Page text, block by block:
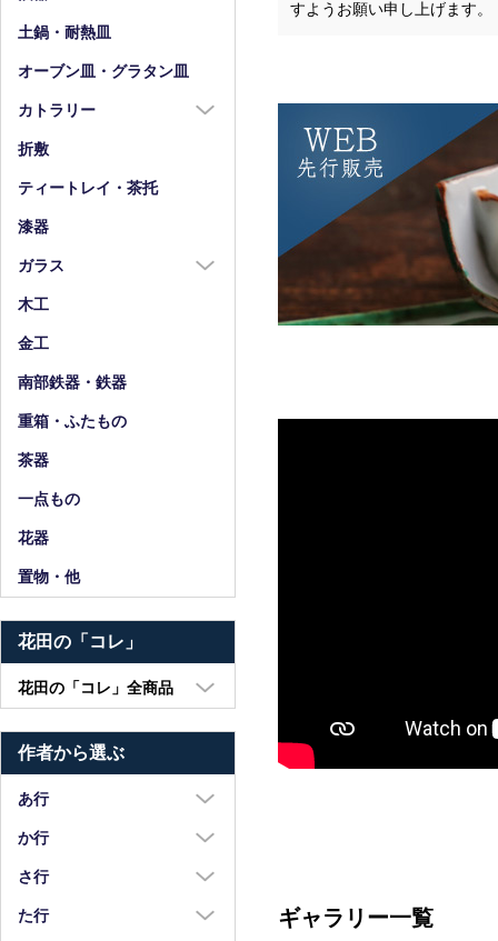
すようお願い申し上げます。
ギャラリー一覧
酒器全商品
徳利
土鍋・耐熱皿
オーブン皿・グラタン皿
カトラリー
カトラリー全商品
箸
箸置
折敷
ティートレイ・茶托
漆器
ガラス
ガラス全商品
グラス
ガラス皿
木工
金工
南部鉄器・鉄器
重箱・ふたもの
茶器
一点もの
花器
置物・他
花田の「コレ」
花田の「コレ」全商品
鉢・湯呑・カップ
汁椀・土鍋・折敷
小物・カトラリー
作者から選ぶ
あ行
浅野奈生
苧野直樹
安達和治
か行
蠣崎マコト
葛西国太郎
さ行
坂本達哉
た行